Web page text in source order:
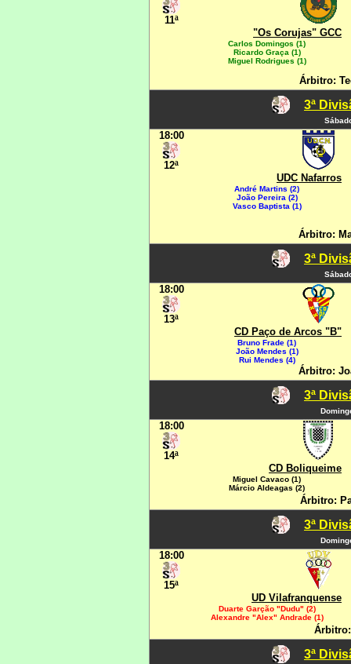
11ª
"Os Corujas" GCC
Carlos Domingos (1)
Ricardo Graça (1)
Miguel Rodrigues (1)
Árbitro:
3ª
18:00
12ª
UDC Nafarros
André Martins (2)
João Pereira (2)
Vasco Baptista (1)
Árbitro:
3ª
18:00
13ª
CD Paço de Arcos "B"
Bruno Frade (1)
João Mendes (1)
Rui Mendes (4)
Árbitro:
3ª
18:00
14ª
CD Boliqueime
Miguel Cavaco (1)
Márcio Aldeagas (2)
Árbitro:
3ª
18:00
15ª
UD Vilafranquense
Duarte Garção "Dudu" (2)
Alexandre "Alex" Andrade (1)
3ª